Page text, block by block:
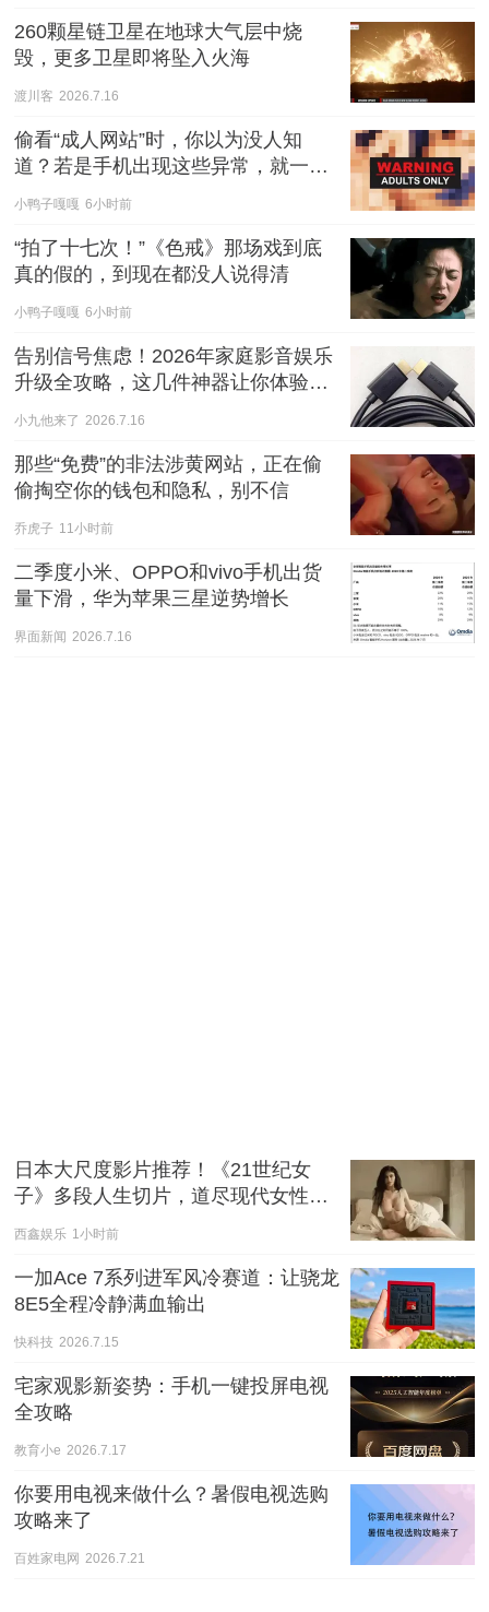
260颗星链卫星在地球大气层中烧
毁，更多卫星即将坠入火海
渡川客 2026.7.16
偷看“成人网站”时，你以为没人知
道？若是手机出现这些异常，就一定
小鸭子嘎嘎 6小时前
“拍了十七次！”《色戒》那场戏到底
真的假的，到现在都没人说得清
小鸭子嘎嘎 6小时前
告别信号焦虑！2026年家庭影音娱乐
升级全攻略，这几件神器让你体验飞
小九他来了 2026.7.16
那些“免费”的非法涉黄网站，正在偷
偷掏空你的钱包和隐私，别不信
乔虎子 11小时前
二季度小米、OPPO和vivo手机出货
量下滑，华为苹果三星逆势增长
界面新闻 2026.7.16
日本大尺度影片推荐！《21世纪女
子》多段人生切片，道尽现代女性的
西鑫娱乐 1小时前
一加Ace 7系列进军风冷赛道：让骁龙
8E5全程冷静满血输出
快科技 2026.7.15
宅家观影新姿势：手机一键投屏电视
全攻略
教育小e 2026.7.17
你要用电视来做什么？暑假电视选购
攻略来了
百姓家电网 2026.7.21